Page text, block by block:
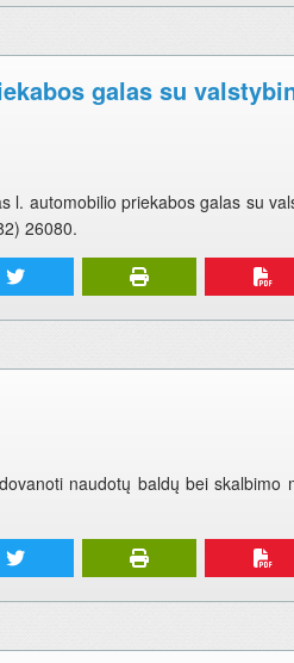
galas su
l. automobilio priekabos galas su
26080.
naudotų baldų bei skalbimo